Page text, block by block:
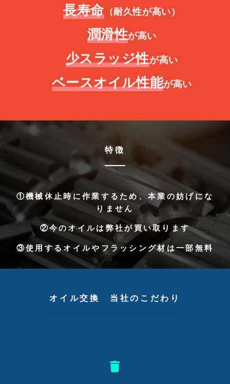
長寿命（耐久性が高い）
潤滑性が高い
少スラッジ性が高い
ベースオイル性能が高い
特徴
①機械休止時に作業するため、本業の妨げにな
りません
②今のオイルは弊社が買い取ります
③使用するオイルやフラッシング材は一部無料
オイル交換 当社のこだわり